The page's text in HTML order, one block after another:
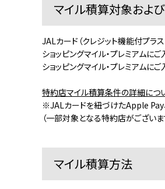
マイル積算対象およ
JALカード（クレジット機能付プラ
ショッピングマイル・プレミアムに
ショッピングマイル・プレミアムに
特約店マイル積算条件の詳細につ
※JALカードを紐づけたApple Pay
（一部対象となる特約店がございま
マイル積算方法